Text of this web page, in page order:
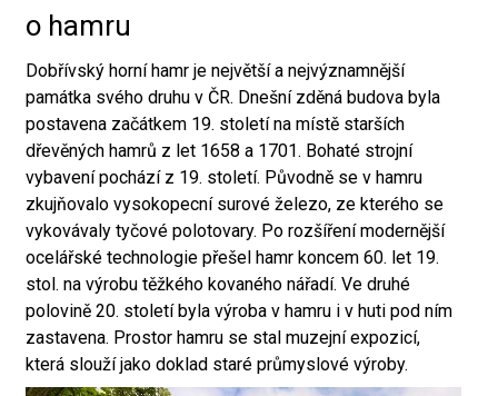
o hamru
Dobřívský horní hamr je největší a nejvýznamnější
památka svého druhu v ČR. Dnešní zděná budova byla
postavena začátkem 19. století na místě starších
dřevěných hamrů z let 1658 a 1701. Bohaté strojní
vybavení pochází z 19. století. Původně se v hamru
zkujňovalo vysokopecní surové železo, ze kterého se
vykovávaly tyčové polotovary. Po rozšíření modernější
ocelářské technologie přešel hamr koncem 60. let 19.
stol. na výrobu těžkého kovaného nářadí. Ve druhé
polovině 20. století byla výroba v hamru i v huti pod ním
zastavena. Prostor hamru se stal muzejní expozicí,
která slouží jako doklad staré průmyslové výroby.